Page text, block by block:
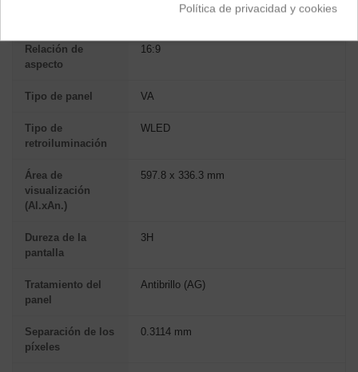
Relación de
aspecto
16:9
Tipo de panel VA
Tipo de
retroiluminación
WLED
Área de
visualización
(Al.xAn.)
597.8 x 336.3 mm
Dureza de la
pantalla
3H
Tratamiento del
panel
Antibrillo (AG)
Separación de los
píxeles
0.3114 mm
Política de privacidad y cookies